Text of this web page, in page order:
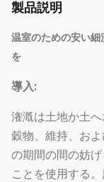
製品説明
温室のための安い
を
導入:
潅漑は土地か土
穀物、維持、お
の期間の間の妨
ことを使用する